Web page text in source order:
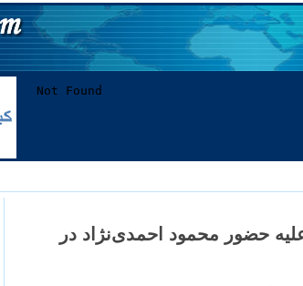
حضور محمود احمدی‌نژاد در